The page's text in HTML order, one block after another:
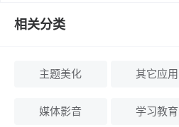
相关分类
主题美化 其它应用
媒体影音 学习教育